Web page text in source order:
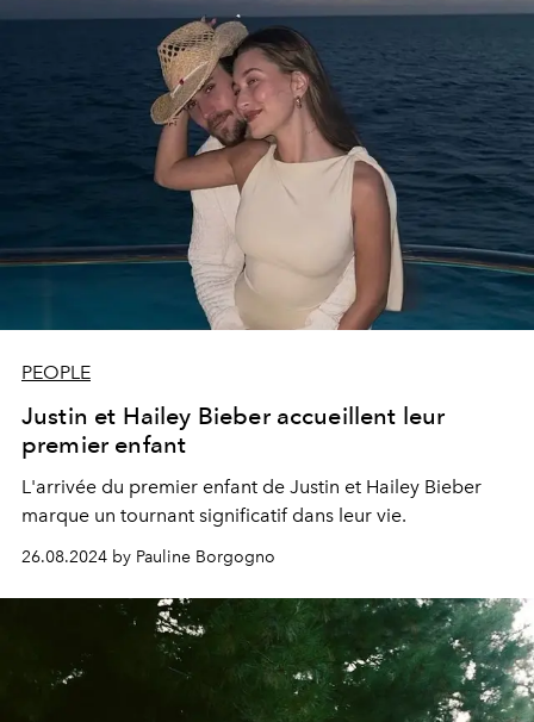
PEOPLE
Justin et Hailey Bieber accueillent leur
premier enfant
L'arrivée du premier enfant de Justin et Hailey Bieber
marque un tournant significatif dans leur vie.
26.08.2024 by Pauline Borgogno